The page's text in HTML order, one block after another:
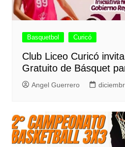
Basquetbol Curicó
Club Liceo Curicó
Gratuito de Básquet
Angel Guerrero